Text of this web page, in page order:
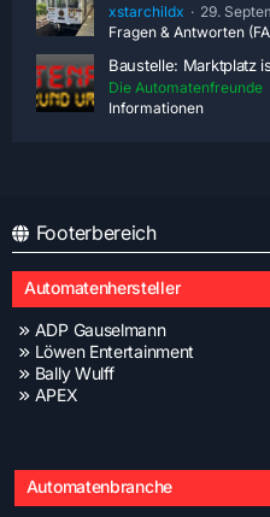
xstarchildx
29.
Fragen & Antworten
Baustelle: Marktplatz
Die Automatenfreunde
Informationen
Footerbereich
Automatenhersteller
ADP Gauselmann
Löwen Entertainment
Bally Wulff
APEX
Automatenbranche